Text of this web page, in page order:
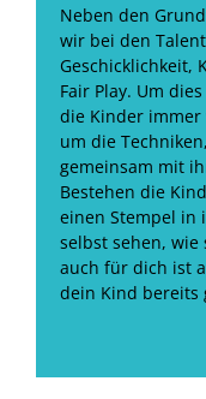
Neben den
wir bei den
Geschicklichkeit,
Fair Play. Um
die Kinder immer
um die
gemeinsam mit
Bestehen die
einen Stempel in
selbst sehen,
auch für dich ist
dein Kind bereits